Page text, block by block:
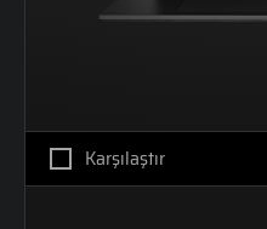
Karşılaştır